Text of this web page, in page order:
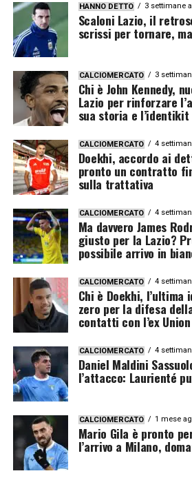
HANNO DETTO 3 settimane
Scaloni Lazio, il
scrissi per tornare,
CALCIOMERCATO 3
Chi è John Kennedy,
Lazio per rinforzare
sua storia e
CALCIOMERCATO 4
Doekhi, accordo ai
pronto un contratto
sulla trattativa
CALCIOMERCATO 4
Ma davvero James
giusto per la Lazio?
possibile arrivo in
CALCIOMERCATO 4
Chi è Doekhi, l’ultima
zero per la difesa
contatti con l’ex
CALCIOMERCATO 4
Daniel Maldini
l’attacco: Laurienté
CALCIOMERCATO 1 mese
Mario Gila è pronto
l’arrivo a Milano,